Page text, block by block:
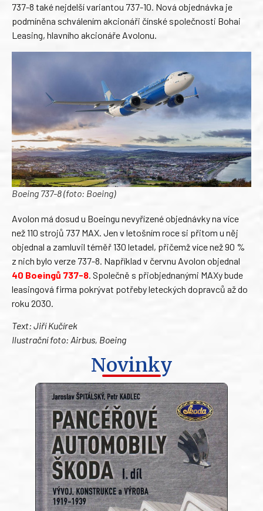
737-8 také nejdelší variantou 737-10. Nová objednávka je
podmíněna schválením akcionáři čínské společnosti Bohai
Leasing, hlavního akcionáře Avolonu.
Boeing 737-8 (foto: Boeing)
Avolon má dosud u Boeingu nevyřízené objednávky na více
než 110 strojů 737 MAX. Jen v letošním roce si přitom u něj
objednal a zamluvil téměř 130 letadel, přičemž více než 90 %
z nich bylo verze 737-8. Například v červnu Avolon objednal
40 Boeingů 737-8. Společně s přiobjednanými MAXy bude
leasingová firma pokrývat potřeby leteckých dopravců až do
roku 2030.
Text: Jiří Kučírek
Ilustrační foto: Airbus, Boeing
Novinky